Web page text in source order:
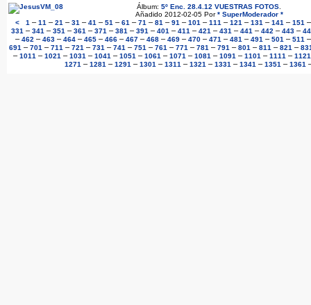
Álbum: 5º Enc. 28.4.12 VUESTRAS FOTOS
Añadido 2012-02-05 Por* SuperModerador *
<
1 – 11 – 21 – 31 – 41 – 51 – 61 – 71 – 81 – 91 – 101 – 111 – 121 – 131 – 141 – 151
331 – 341 – 351 – 361 – 371 – 381 – 391 – 401 – 411 – 421 – 431 – 441 – 442 – 443 –
– 462 – 463 – 464 – 465 – 466 – 467 – 468 – 469 – 470 – 471 – 481 – 491 – 501 – 511
691 – 701 – 711 – 721 – 731 – 741 – 751 – 761 – 771 – 781 – 791 – 801 – 811 – 821 –
– 1011 – 1021 – 1031 – 1041 – 1051 – 1061 – 1071 – 1081 – 1091 – 1101 – 1111 – 1121
1271 – 1281 – 1291 – 1301 – 1311 – 1321 – 1331 – 1341 – 1351 – 1361